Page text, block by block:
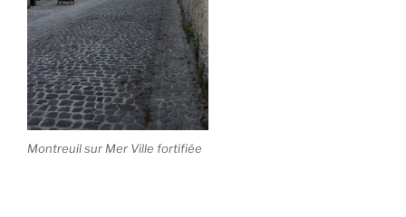
Montreuil sur Mer Ville fortifiée